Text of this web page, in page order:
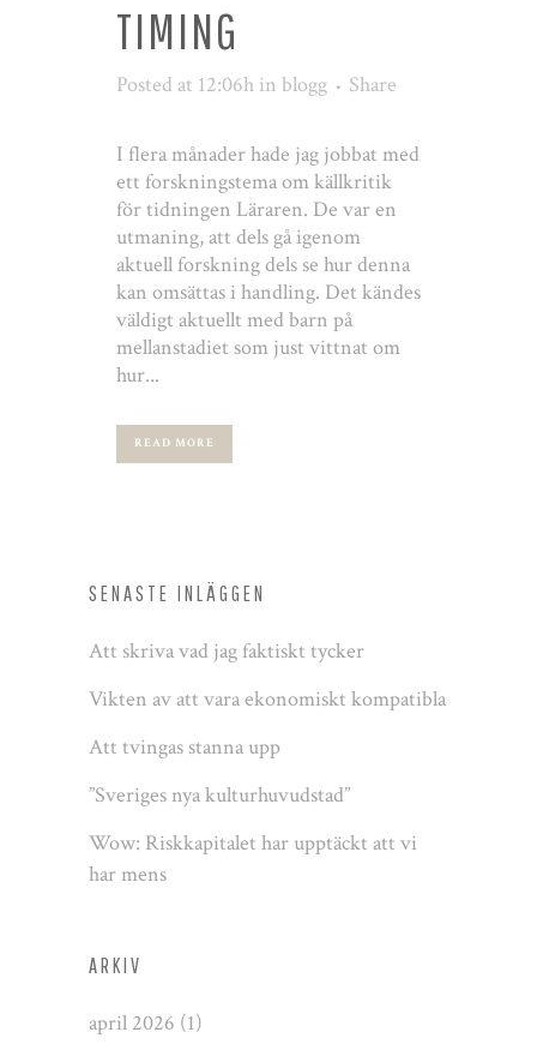
TIMING
Posted at 12:06h in blogg Share
I flera månader hade jag jobbat med
ett forskningstema om källkritik
för tidningen Läraren. De var en
utmaning, att dels gå igenom
aktuell forskning dels se hur denna
kan omsättas i handling. Det kändes
väldigt aktuellt med barn på
mellanstadiet som just vittnat om
hur...
READ MORE
SENASTE INLÄGGEN
Att skriva vad jag faktiskt tycker
Vikten av att vara ekonomiskt kompatibla
Att tvingas stanna upp
”Sveriges nya kulturhuvudstad”
Wow: Riskkapitalet har upptäckt att vi
har mens
ARKIV
april 2026 (1)